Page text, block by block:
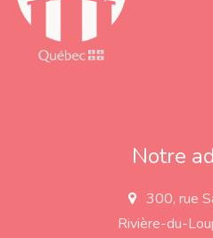
Notre
a
d
300, rue
Rivière-du-